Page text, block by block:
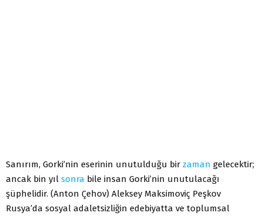
Sanırım, Gorki’nin eserinin unutulduğu bir zaman gelecektir;
ancak bin yıl sonra bile insan Gorki’nin unutulacağı
şüphelidir. (Anton Çehov) Aleksey Maksimoviç Peşkov
Rusya’da sosyal adaletsizliğin edebiyatta ve toplumsal